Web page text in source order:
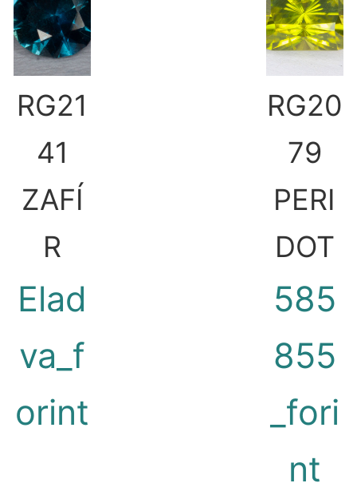
RG21
41
ZAFÍ
R
Elad
va_f
orint
RG20
79
PERI
DOT
585
855
_fori
nt